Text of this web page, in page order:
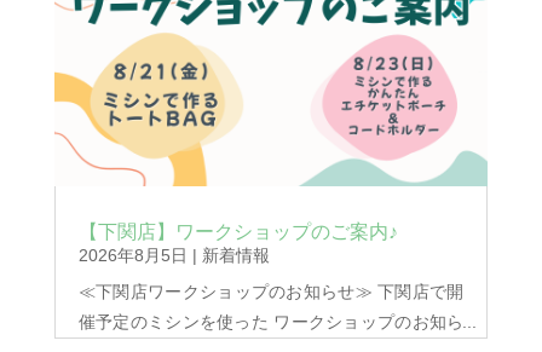
お、宗像店・シーモール下関店は...
【下関店】ワークショップのご案内♪
2026年8月5日 | 新着情報
≪下関店ワークショップのお知らせ≫ 下関店で開
催予定のミシンを使った ワークショップのお知ら